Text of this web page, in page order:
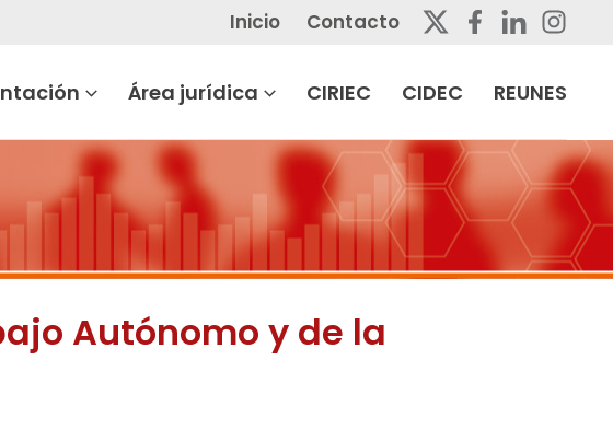
Inicio Contacto
Área jurídica CIRIEC CIDEC REUNES
Autónomo y de la